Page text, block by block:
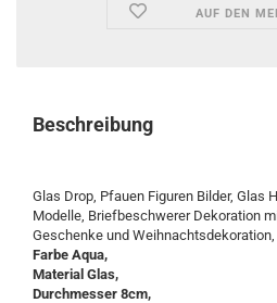
AUF DEN
Beschreibung
Glas Drop, Pfauen Figuren Bilder, Glas
Modelle, Briefbeschwerer Dekoration
Geschenke und Weihnachtsdekoration,
Farbe Aqua,
Material Glas,
Durchmesser 8cm,